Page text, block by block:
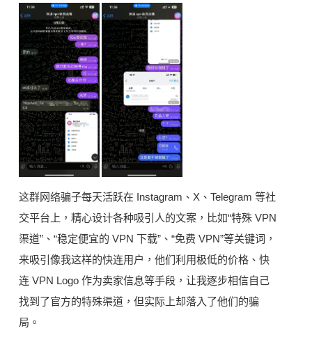
这群网络骗子每天活跃在 Instagram、X、Telegram 等社
交平台上，精心设计各种吸引人的文案，比如“特殊 VPN
渠道”、“稳定便宜的 VPN 下载”、“免费 VPN”等关键词，
来吸引像我这样的快连用户，他们利用极低的价格、快
连 VPN Logo 作为卖家信息等手段，让我逐步相信自己
找到了官方的特殊渠道，但实际上却落入了他们的骗
局。